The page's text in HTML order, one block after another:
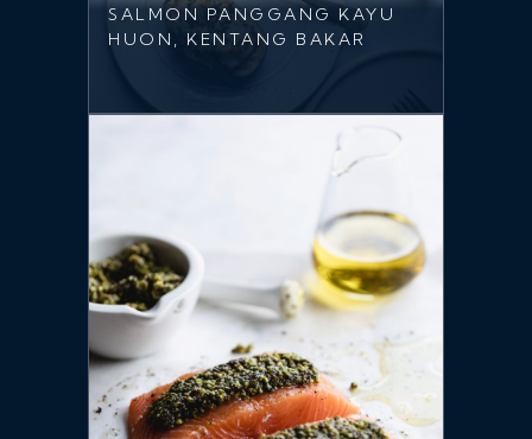
SALMON PANGGANG KAYU
HUON, KENTANG BAKAR